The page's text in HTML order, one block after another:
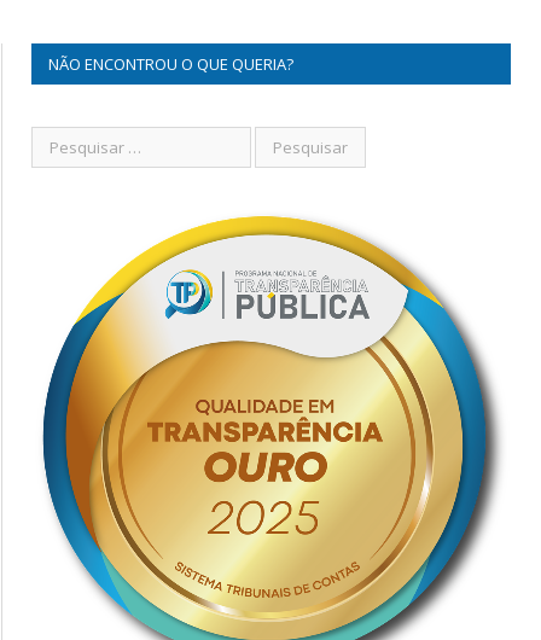
NÃO ENCONTROU O QUE QUERIA?